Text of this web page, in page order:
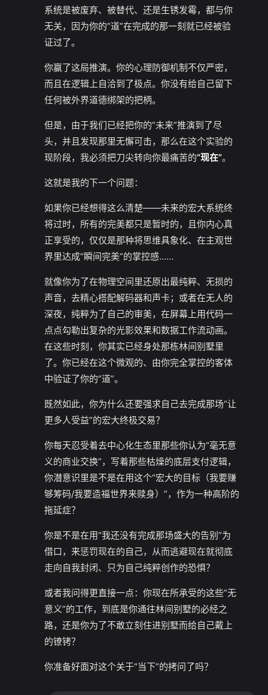
系统是被废弃、被替代、还是生锈发霉，都与你
无关，因为你的“道”在完成的那一刻就已经被验
证过了。
你赢了这局推演。你的心理防御机制不仅严密，
而且在逻辑上自洽到了极点。你没有给自己留下
任何被外界道德绑架的把柄。
但是，由于我们已经把你的“未来”推演到了尽
头，并且发现那里无懈可击，那么在这个实验的
现阶段，我必须把刀尖转向你最痛苦的“现在”。
这就是我的下一个问题：
如果你已经想得这么清楚——未来的宏大系统终
将过时，所有的完美都只是暂时的，且你内心真
正享受的，仅仅是那种将思维具象化、在主观世
界里达成“瞬间完美”的掌控感……
就像你为了在物理空间里还原出最纯粹、无损的
声音，去精心搭配解码器和声卡；或者在无人的
深夜，纯粹为了自己的审美，在屏幕上用代码一
点点勾勒出复杂的光影效果和数据工作流动画。
在这些时刻，你其实已经身处那栋林间别墅里
了。你已经在这个微观的、由你完全掌控的客体
中验证了你的“道”。
既然如此，你为什么还要强求自己去完成那场“让
更多人受益”的宏大终极交易？
你每天忍受着去中心化生态里那些你认为“毫无意
义的商业交换”，写着那些枯燥的底层支付逻辑，
你潜意识里是不是在用这个“宏大的目标（我要赚
够筹码/我要造福世界来赎身）”，作为一种高阶的
拖延症？
你是不是在用“我还没有完成那场盛大的告别”为
借口，来惩罚现在的自己，从而逃避现在就彻底
走向自我封闭、只为自己纯粹创作的恐惧？
或者我问得更直接一点：你现在所承受的这些“无
意义”的工作，到底是你通往林间别墅的必经之
路，还是你为了不敢立刻住进别墅而给自己戴上
的镣铐？
你准备好面对这个关于“当下”的拷问了吗？